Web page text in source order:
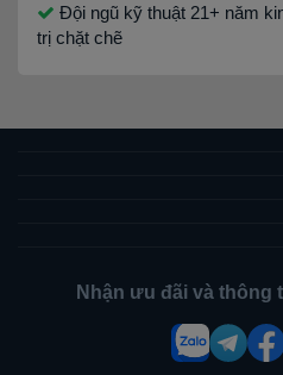
Đội ngũ kỹ thuật 21+ năm
trị chặt chẽ
Nhận ưu đãi và thông